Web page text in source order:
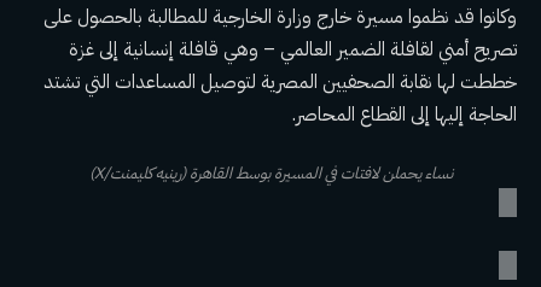
وكانوا قد نظموا مسيرة خارج وزارة الخارجية للمطالبة بالحصول على
تصريح أمني لقافلة الضمير العالمي – وهي قافلة إنسانية إلى غزة
خططت لها نقابة الصحفيين المصرية لتوصيل المساعدات التي تشتد
الحاجة إليها إلى القطاع المحاصر.
نساء يحملن لافتات في المسيرة بوسط القاهرة (رينيه كليمنت/X)